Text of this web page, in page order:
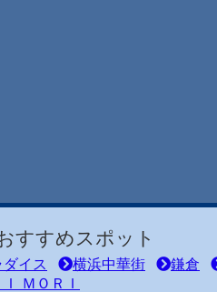
すすめスポット
イス 横浜中華街 鎌倉
ＭＯＲＩ